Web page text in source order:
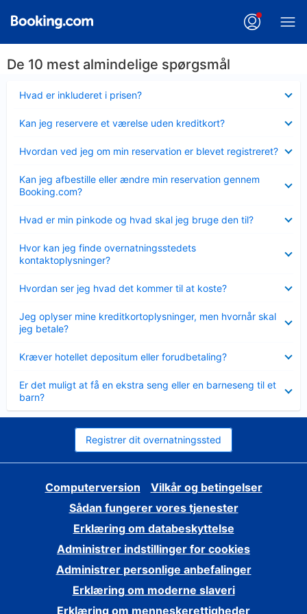
De 10 mest almindelige spørgsmål
Hvad er inkluderet i prisen?
Kan jeg reservere et værelse uden kreditkort?
Hvordan ved jeg om min reservation er blevet registreret?
Kan jeg afbestille eller ændre min reservation gennem
Booking.com?
Hvad er min pinkode og hvad skal jeg bruge den til?
Hvor kan jeg finde overnatningsstedets
kontaktoplysninger?
Hvordan ser jeg hvad det kommer til at koste?
Jeg oplyser mine kreditkortoplysninger, men hvornår skal
jeg betale?
Kræver hotellet depositum eller forudbetaling?
Er det muligt at få en ekstra seng eller en barneseng til et
barn?
Registrer dit overnatningssted
Computerversion
Vilkår og betingelser
Sådan fungerer vores tjenester
Erklæring om databeskyttelse
Administrer indstillinger for cookies
Administrer personlige anbefalinger
Erklæring om moderne slaveri
Erklæring om menneskerettigheder